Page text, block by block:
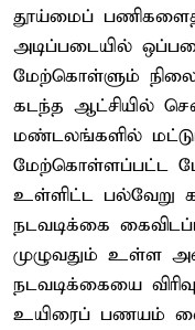
தூய்மைப் பணிகளைத்
அடிப்படையில்
மேற்கொள்ளும்
கடந்த ஆட்சியில்
மண்டலங்களில்
மேற்கொள்ளப்பட்ட
உள்ளிட்ட பல்வேறு
நடவடிக்கை
முழுவதும் உள்ள
நடவடிக்கையை
உயிரைப் பணயம்